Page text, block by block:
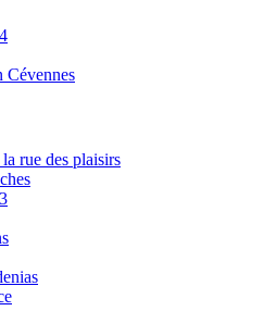
Cévennes
rue des plaisirs